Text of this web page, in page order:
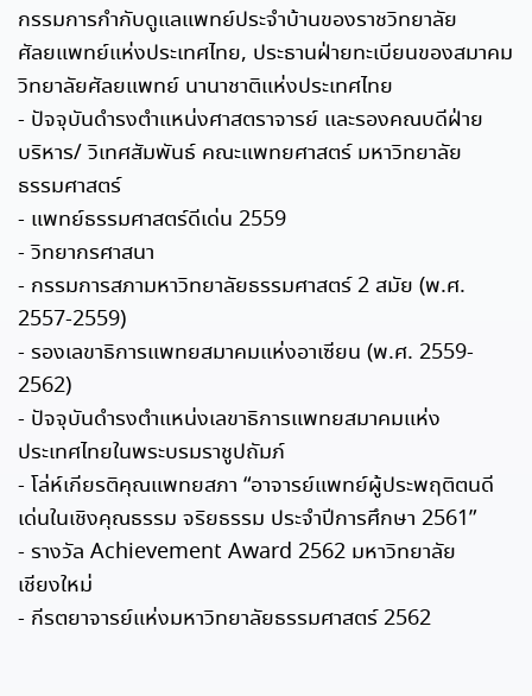
กรรมการกำกับดูแลแพทย์ประจำบ้านของราชวิทยาลัย
ศัลยแพทย์แห่งประเทศไทย, ประธานฝ่ายทะเบียนของสมาคม
วิทยาลัยศัลยแพทย์ นานาชาติแห่งประเทศไทย
- ปัจจุบันดำรงตำแหน่งศาสตราจารย์ และรองคณบดีฝ่าย
บริหาร/ วิเทศสัมพันธ์ คณะแพทยศาสตร์ มหาวิทยาลัย
ธรรมศาสตร์
- แพทย์ธรรมศาสตร์ดีเด่น 2559
- วิทยากรศาสนา
- กรรมการสภามหาวิทยาลัยธรรมศาสตร์ 2 สมัย (พ.ศ.
2557-2559)
- รองเลขาธิการแพทยสมาคมแห่งอาเซียน (พ.ศ. 2559-
2562)
- ปัจจุบันดำรงตำแหน่งเลขาธิการแพทยสมาคมแห่ง
ประเทศไทยในพระบรมราชูปถัมภ์
- โล่ห์เกียรติคุณแพทยสภา “อาจารย์แพทย์ผู้ประพฤติตนดี
เด่นในเชิงคุณธรรม จริยธรรม ประจำปีการศึกษา 2561”
- รางวัล Achievement Award 2562 มหาวิทยาลัย
เชียงใหม่
- กีรตยาจารย์แห่งมหาวิทยาลัยธรรมศาสตร์ 2562